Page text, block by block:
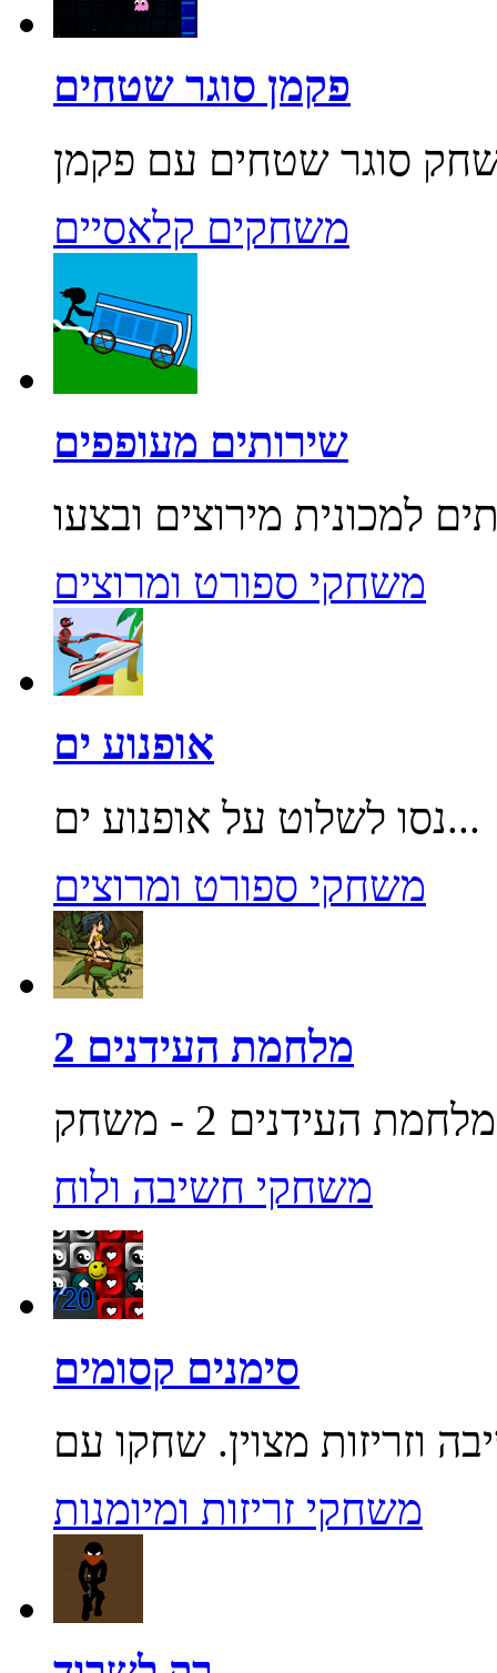
פקמן סוגר שטחים
משחקים קלאסיים
שירותים מעופפים
משחקי ספורט ומרוצים
אופנוע ים
נסו לשלוט על אופנוע ים...
משחקי ספורט ומרוצים
מלחמת העידנים 2
משחקי חשיבה ולוח
סימנים קסומים
משחקי זריזות ומיומנות